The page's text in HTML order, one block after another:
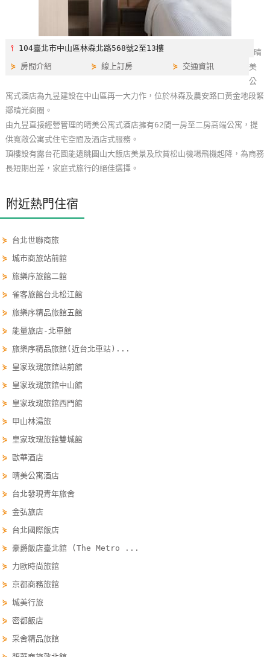
紅
你
玩
樂
地
圖
顧
客
務
客
滿
意
度
訂
單
理
會
帳
戶
客
服
聯
絡
⫯ 104臺北市中山區林森北路568號2至13樓
⋟ 房間介紹 ⋟線上訂房 ⋟ 交通資訊
晴
美
公
寓式酒店為九昱建設在中山區再一大力作，位於林森及農安路口黃金地段緊
鄰晴光商圈。
由九昱直接經營管理的晴美公寓式酒店擁有62間一房至二房高端公寓，提
供寬敞公寓式住宅空間及酒店式服務。
頂樓設有露台花園能遠眺圓山大飯店美景及欣賞松山機場飛機起降，為商務
長短期出差，家庭式旅行的絕佳選擇。
附近熱門住宿
⋟ 台北世聯商旅
⋟城市商旅站前館
⋟旅樂序旅館二館
⋟雀客旅館台北松江館
⋟旅樂序精品旅館五館
⋟ 能量旅店-北車館
⋟旅樂序精品旅館(近台北車站)...
⋟ 皇家玫瑰旅館站前館
⋟ 皇家玫瑰旅館中山館
⋟ 皇家玫瑰旅館西門館
⋟ 甲山林湯旅
⋟ 皇家玫瑰旅館雙城館
⋟歐華酒店
⋟
晴美公寓酒店
⋟ 台北發現青年旅舍
⋟金弘旅店
⋟ 台北國際飯店
⋟豪爵飯店臺北館 (The Metro ...
⋟ 力歐時尚旅館
⋟ 京都商務旅館
⋟城美行旅
⋟ 密都飯店
⋟采舍精品旅館